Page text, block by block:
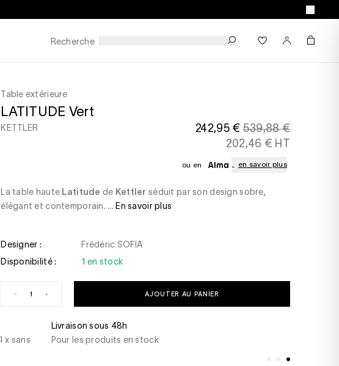
Recherche
Table extérieure
LATITUDE Vert
KETTLER 242,95 €539,88 €
202,46 € HT
ou en en savoir plus
La table haute Latitude de Kettler séduit par son design sobre,
élégant et contemporain. ... En savoir plus
Designer :
Frédéric SOFIA
Disponibilité :
1 en stock
- + AJOUTER AU PANIER
Livraison sous 48h
Pour les produits en stock